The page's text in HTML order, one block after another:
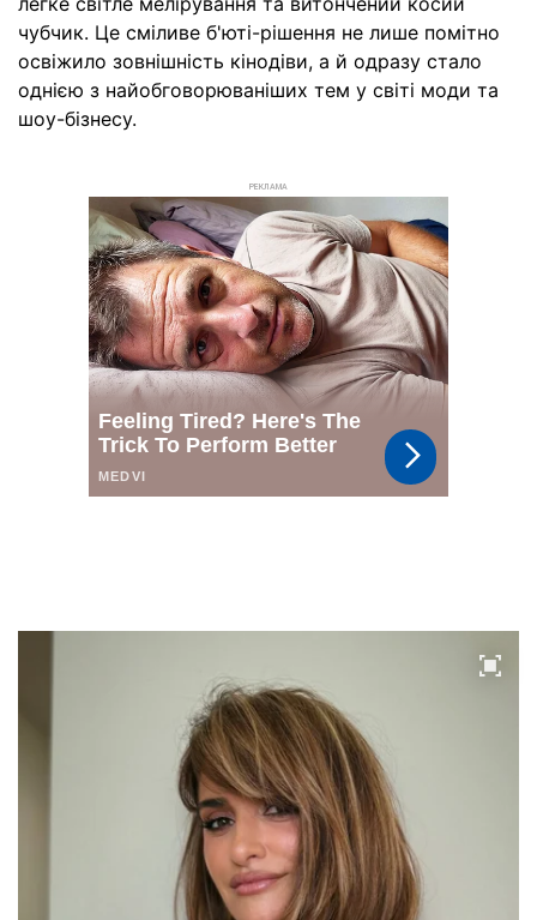
чубчик. Це сміливе б'юті-рішення не лише помітно
освіжило зовнішність кінодіви, а й одразу стало
однією з найобговорюваніших тем у світі моди та
шоу-бізнесу.
РЕКЛАМА